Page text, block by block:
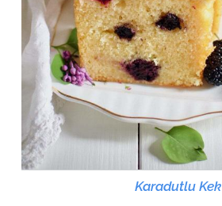
Karadutlu Kek